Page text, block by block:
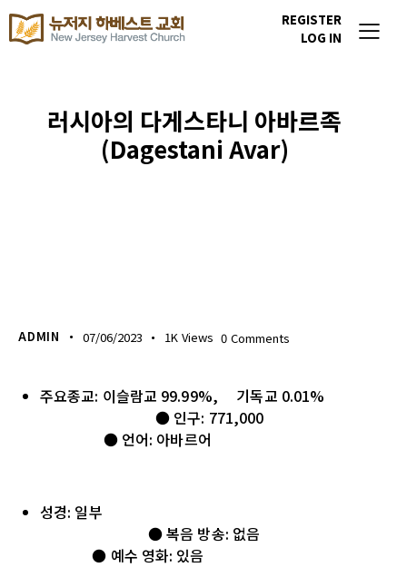
REGISTER
LOG IN
러시아의 다게스타니 아바르족
(Dagestani Avar)
ADMIN 07/06/2023 1K Views 0 Comments
주요종교: 이슬람교 99.99%, 기독교 0.01%
● 인구: 771,000
● 언어: 아바르어
성경: 일부
● 복음 방송: 없음
● 예수 영화: 있음